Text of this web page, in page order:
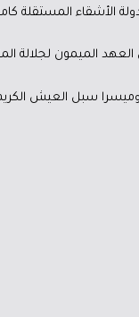
الأشقاء المستقلة
الميمون لجلالة
وميسرا سبل العيش